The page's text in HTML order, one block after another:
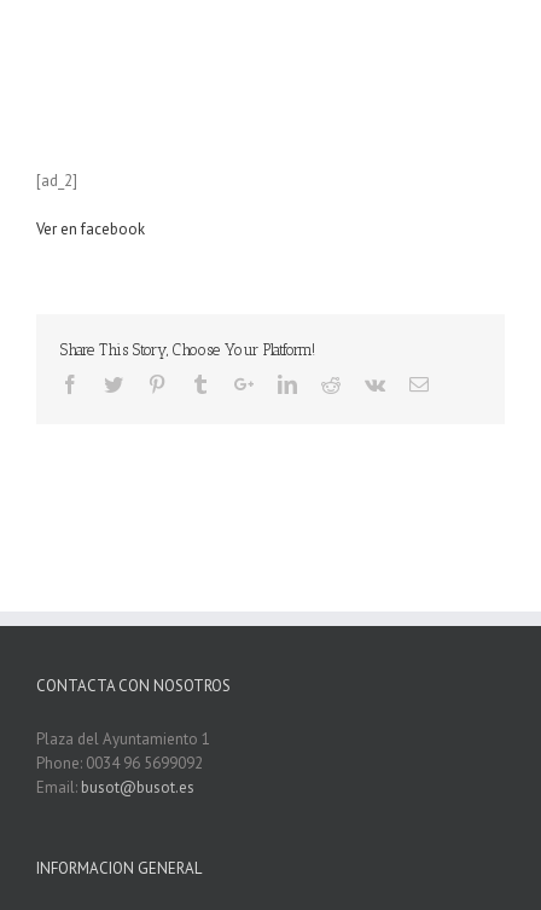
[ad_2]
Ver en facebook
Share This Story, Choose Your Platform!
CONTACTA CON NOSOTROS
Plaza del Ayuntamiento 1
Phone: 0034 96 5699092
Email: busot@busot.es
INFORMACION GENERAL